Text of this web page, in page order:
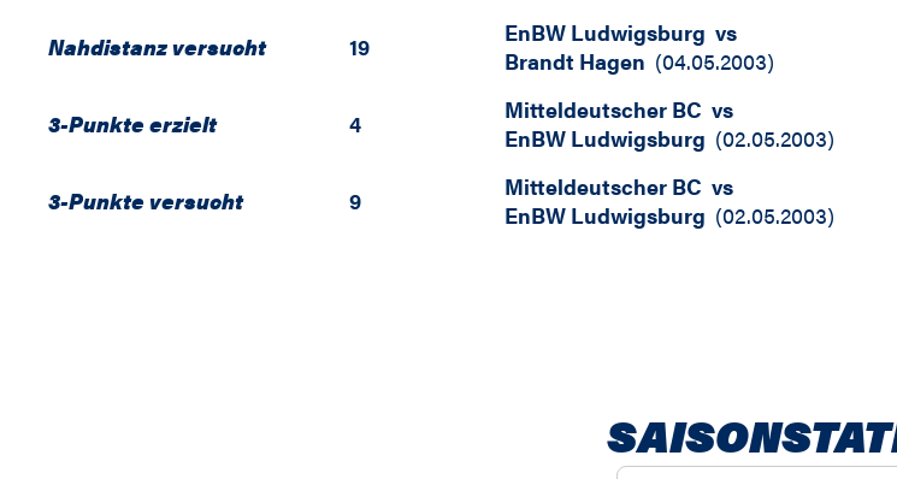
Nahdistanz versucht 19 EnBW Ludwigsburg vs
Brandt Hagen (04.05.2003)
3-Punkte erzielt 4 Mitteldeutscher BC vs
EnBW Ludwigsburg (02.05.2003)
3-Punkte versucht 9 Mitteldeutscher BC vs
EnBW Ludwigsburg (02.05.2003)